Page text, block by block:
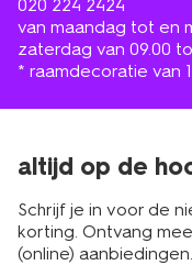
020 224 2424
van maandag tot en
zaterdag van 09.00
* raamdecoratie van
altijd op de
Schrijf je in voor de
korting. Ontvang
(online)